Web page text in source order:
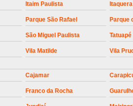
Instalação de Motor para
Instalação de Motor
Instalação de
Instalação de Portão Automático
Itaim Paulista Itaquera
Parque São Rafael Parque
São Miguel Paulista Tatuapé
Vila Matilde Vila
Cajamar
Franco da Rocha